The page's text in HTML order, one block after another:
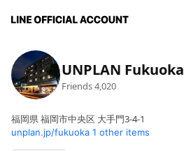
UNPLAN Fukuoka
Friends4,020
福岡県 福岡市中央区 大手門3-4-1
unplan.jp/fukuoka 1 other items